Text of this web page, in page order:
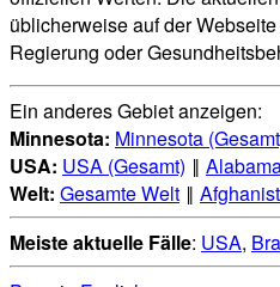
üblicherweise auf der
Regierung oder
Ein anderes Gebiet anzeigen:
Minnesota: Minnesota
USA: USA (Gesamt) ‖
Welt: Gesamte Welt ‖
Meiste aktuelle Fälle: USA,